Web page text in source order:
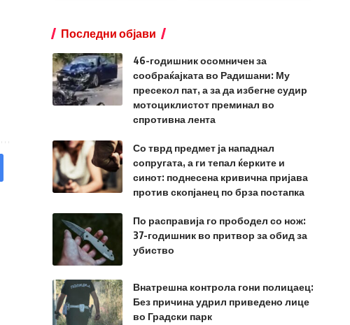
Последни објави
46-годишник осомничен за
сообраќајката во Радишани: Му
пресекол пат, а за да избегне судир
мотоциклистот преминал во
спротивна лента
Со тврд предмет ја нападнал
сопругата, а ги тепал ќерките и
синот: поднесена кривична пријава
против скопјанец по брза постапка
По расправија го прободел со нож:
37-годишник во притвор за обид за
убиство
Внатрешна контрола гони полицаец:
Без причина удрил приведено лице
во Градски парк